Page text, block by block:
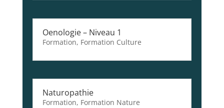
Oenologie – Niveau 1
Formation, Formation Culture
Naturopathie
Formation, Formation Nature